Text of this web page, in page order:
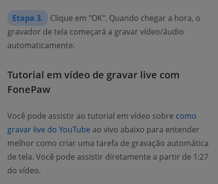
Etapa 3.
Clique em "OK". Quando chegar a hora, o
gravador de tela começará a gravar vídeo/áudio
automaticamente.
Tutorial em vídeo de gravar live com
FonePaw
Você pode assistir ao tutorial em vídeo sobre como
gravar live do YouTube ao vivo abaixo para entender
melhor como criar uma tarefa de gravação automática
de tela. Você pode assistir diretamente a partir de 1:27
do vídeo.